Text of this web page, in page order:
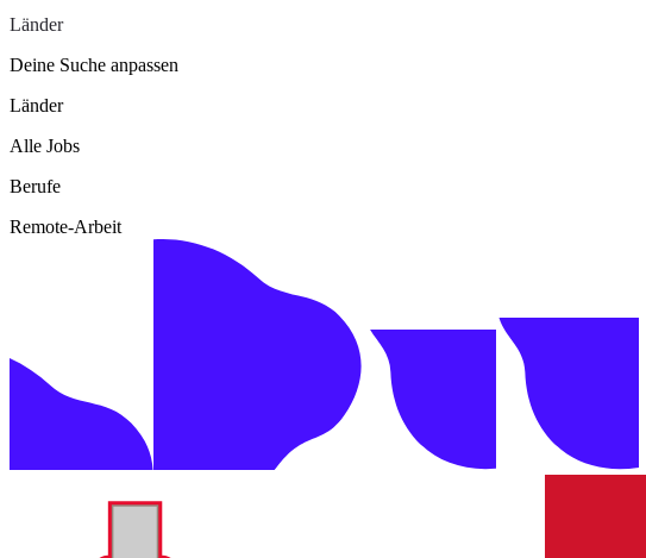
Länder
Deine Suche anpassen
Länder
Alle Jobs
Berufe
Remote-Arbeit